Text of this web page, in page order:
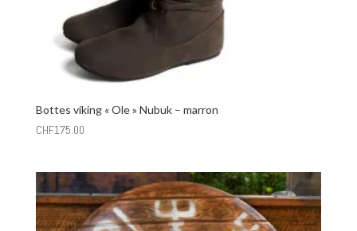
Bottes viking « Ole » Nubuk – marron
CHF175.00